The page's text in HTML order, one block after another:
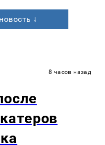
↓
8 часов назад